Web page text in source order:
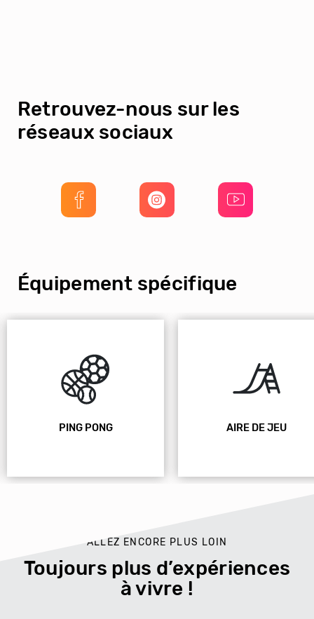
Équipement spécifique
PING PONG AIRE DE JEU
Retrouvez-nous sur les
réseaux sociaux
ALLEZ ENCORE PLUS LOIN
Toujours plus d’expériences
à vivre !